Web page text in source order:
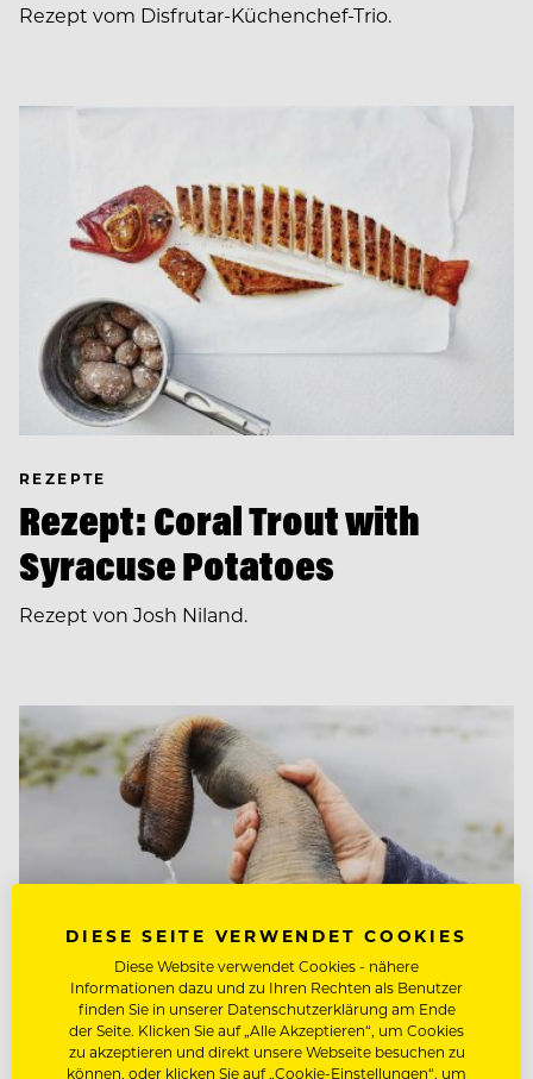
Rezept vom Disfrutar-Küchenchef-Trio.
REZEPTE
Rezept: Coral Trout with
Syracuse Potatoes
Rezept von Josh Niland.
DIESE SEITE VERWENDET COOKIES
Diese Website verwendet Cookies - nähere
Informationen dazu und zu Ihren Rechten als Benutzer
finden Sie in unserer Datenschutzerklärung am Ende
der Seite. Klicken Sie auf „Alle Akzeptieren“, um Cookies
zu akzeptieren und direkt unsere Webseite besuchen zu
können, oder klicken Sie auf „Cookie-Einstellungen“, um